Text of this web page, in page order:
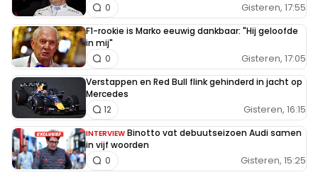
Gisteren, 17:55
0
F1-rookie is Marko eeuwig dankbaar: "Hij geloofde
in mij"
Gisteren, 17:05
0
Verstappen en Red Bull flink gehinderd in jacht op
Mercedes
Gisteren, 16:15
12
INTERVIEW Binotto vat debuutseizoen Audi samen
in vijf woorden
Gisteren, 15:25
0